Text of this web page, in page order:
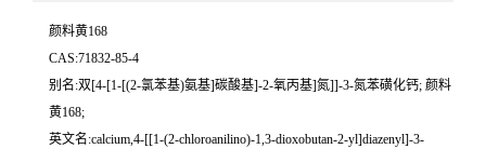
颜料黄168
CAS:71832-85-4
别名:双[4-[1-[(2-氯苯基)氨基]碳酸基]-2-氧丙基]氮]]-3-氮苯磺化钙; 颜料
黄168;
英文名:calcium,4-[[1-(2-chloroanilino)-1,3-dioxobutan-2-yl]diazenyl]-3-